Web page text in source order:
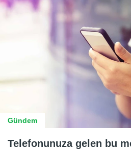
Gündem
Telefonunuza gelen bu